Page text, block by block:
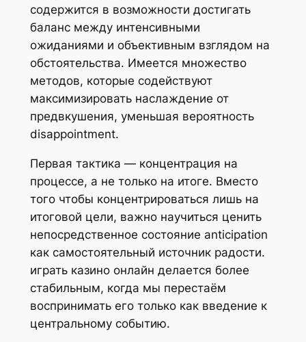
содержится в возможности достигать
баланс между интенсивными
ожиданиями и объективным взглядом на
обстоятельства. Имеется множество
методов, которые содействуют
максимизировать наслаждение от
предвкушения, уменьшая вероятность
disappointment.
Первая тактика — концентрация на
процессе, а не только на итоге. Вместо
того чтобы концентрироваться лишь на
итоговой цели, важно научиться ценить
непосредственное состояние anticipation
как самостоятельный источник радости.
играть казино онлайн делается более
стабильным, когда мы перестаём
воспринимать его только как введение к
центральному событию.